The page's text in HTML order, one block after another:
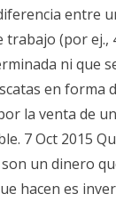
entre
(por ej.,
ni que
en forma
la venta de
7 Oct 2015
un dinero
hacen es